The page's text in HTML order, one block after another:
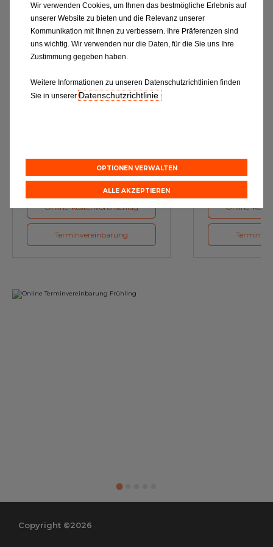
Online-Kostenvoranschlag
Terminvereinbarung
Online-
Copyright ©2026
Wir verwenden Cookies, um Ihnen das bestmögliche Erlebnis auf
unserer Website zu bieten und die Relevanz unserer
Kommunikation mit Ihnen zu verbessern. Ihre Präferenzen sind
uns wichtig. Wir verwenden nur die Daten, für die Sie uns Ihre
Zustimmung gegeben haben.
Weitere Informationen zu unseren Datenschutzrichtlinien finden
Sie in unsererDatenschutzrichtlinie .
OPTIONEN VERWALTEN
ALLE AKZEPTIEREN